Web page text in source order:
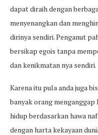
dapat diraih dengan
menyenangkan dan
dirinya sendiri. Penganut
bersikap egois tanpa
dan kenikmatan nya sendiri.
Karena itu pula anda juga
banyak orang
hidup berdasarkan hawa
dengan harta kekayaan